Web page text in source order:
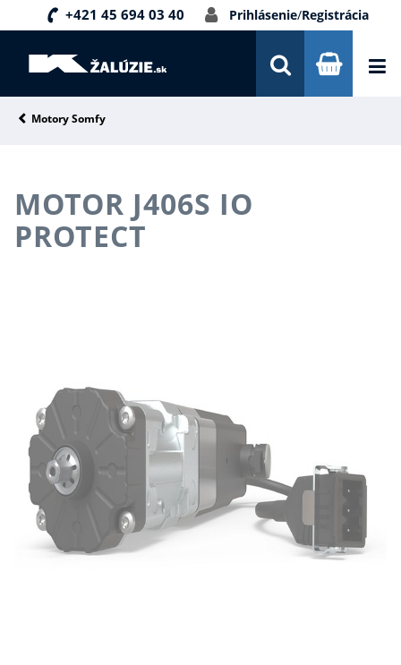
+421 45 694 03 40 Prihlásenie/Registrácia
DOPRAVA A PLATBA
NOVINKY
Motory Somfy
MOTOR J406S IO
PROTECT